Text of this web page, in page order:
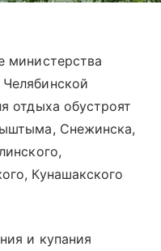
министерства
отдыха обустроят
Снежинска,
Кунашакского
и купания